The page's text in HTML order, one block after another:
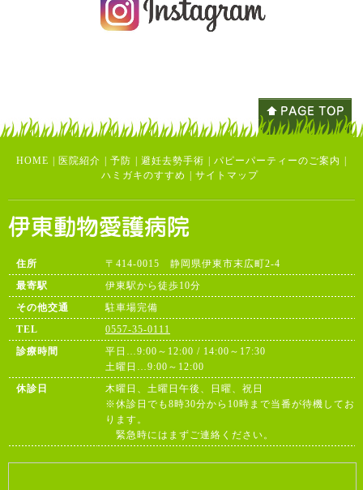
HOME | 医院紹介 | 予防 | 避妊去勢手術 | パピーパーティーのご案内 |
ハミガキのすすめ | サイトマップ
住所
〒414-0015 静岡県伊東市末広町2-4
最寄駅
伊東駅から徒歩10分
その他交通
駐車場完備
TEL
0557-35-0111
診療時間
平日…9:00～12:00 / 14:00～17:30
土曜日…9:00～12:00
休診日
木曜日、土曜日午後、日曜、祝日
※休診日でも8時30分から10時まで当番が待機してお
ります。
緊急時にはまずご連絡ください。